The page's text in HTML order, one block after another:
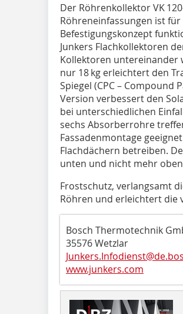
Der Röhrenkollektor VK
Röhreneinfassungen ist
Befestigungskonzept
Junkers Flachkollektoren
Kollektoren untereinander
nur 18 kg erleichtert den
Spiegel (CPC – Compound
Version verbessert den
bei unterschiedlichen
sechs Absorberrohre
Fassadenmontage
Flachdächern betreiben.
unten und nicht mehr
Frostschutz, verlangsamt
Röhren und erleichtert die
Bosch Thermotechnik
35576 Wetzlar
www.junkers.com